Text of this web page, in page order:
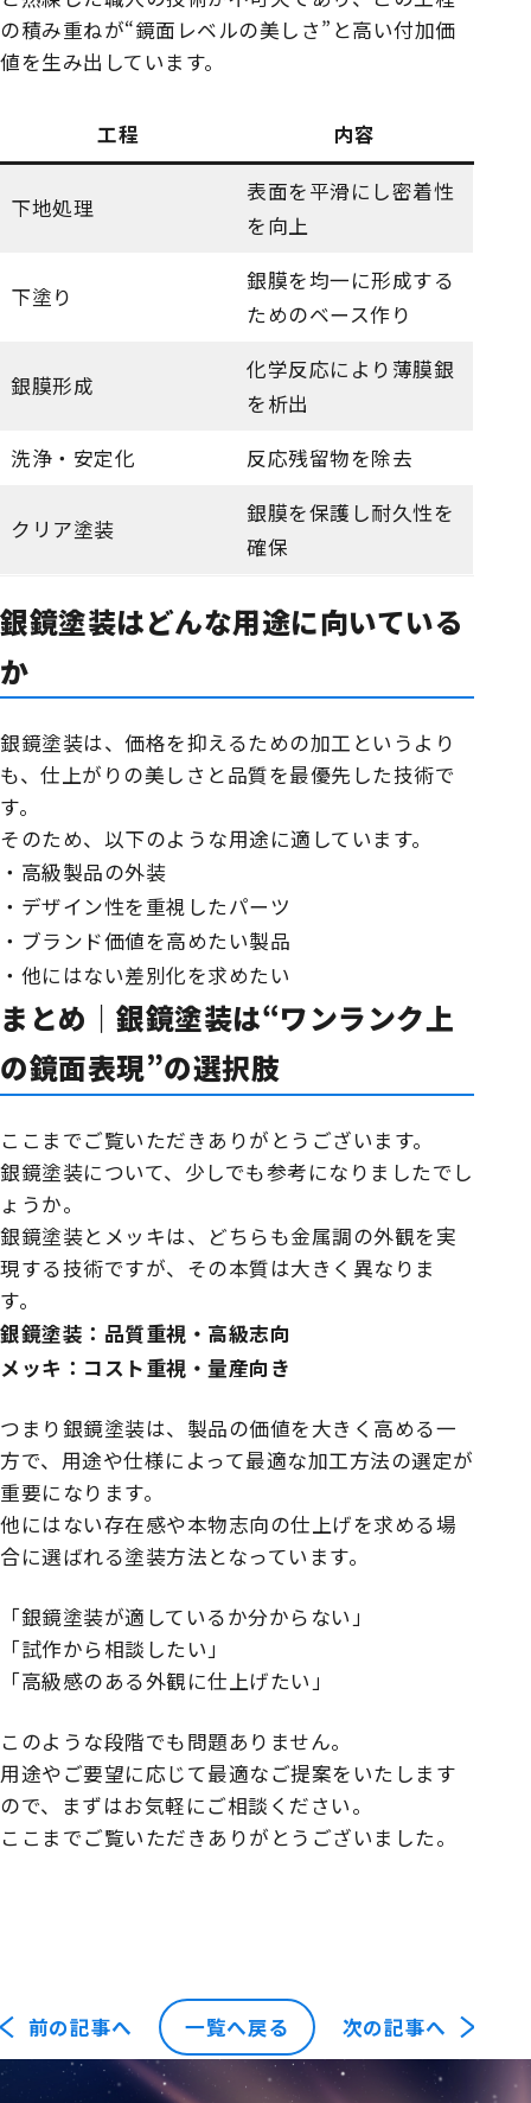
の積み重ねが“鏡面レベルの美しさ”と高い付加価
値を生み出しています。
工程 内容
下地処理
表面を平滑にし密着性
を向上
下塗り
銀膜を均一に形成する
ためのベース作り
銀膜形成
化学反応により薄膜銀
を析出
洗浄・安定化
反応残留物を除去
クリア塗装
銀膜を保護し耐久性を
確保
銀鏡塗装はどんな用途に向いている
か
銀鏡塗装は、価格を抑えるための加工というより
も、仕上がりの美しさと品質を最優先した技術で
す。
そのため、以下のような用途に適しています。
・高級製品の外装
・デザイン性を重視したパーツ
・ブランド価値を高めたい製品
・他にはない差別化を求めたい
まとめ｜銀鏡塗装は“ワンランク上
の鏡面表現”の選択肢
ここまでご覧いただきありがとうございます。
銀鏡塗装について、少しでも参考になりましたでし
ょうか。
銀鏡塗装とメッキは、どちらも金属調の外観を実
現する技術ですが、その本質は大きく異なりま
す。
銀鏡塗装：品質重視・高級志向
メッキ：コスト重視・量産向き
つまり銀鏡塗装は、製品の価値を大きく高める一
方で、用途や仕様によって最適な加工方法の選定が
重要になります。
他にはない存在感や本物志向の仕上げを求める場
合に選ばれる塗装方法となっています。
「銀鏡塗装が適しているか分からない」
「試作から相談したい」
「高級感のある外観に仕上げたい」
このような段階でも問題ありません。
用途やご要望に応じて最適なご提案をいたします
ので、まずはお気軽にご相談ください。
ここまでご覧いただきありがとうございました。
前の記事へ 一覧へ戻る 次の記事へ